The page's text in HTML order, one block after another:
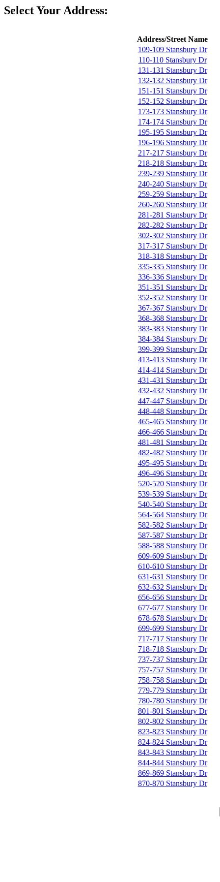
Select Your Address:
Address/Street Name
109-109 Stansbury Dr
110-110 Stansbury Dr
131-131 Stansbury Dr
132-132 Stansbury Dr
151-151 Stansbury Dr
152-152 Stansbury Dr
173-173 Stansbury Dr
174-174 Stansbury Dr
195-195 Stansbury Dr
196-196 Stansbury Dr
217-217 Stansbury Dr
218-218 Stansbury Dr
239-239 Stansbury Dr
240-240 Stansbury Dr
259-259 Stansbury Dr
260-260 Stansbury Dr
281-281 Stansbury Dr
282-282 Stansbury Dr
302-302 Stansbury Dr
317-317 Stansbury Dr
318-318 Stansbury Dr
335-335 Stansbury Dr
336-336 Stansbury Dr
351-351 Stansbury Dr
352-352 Stansbury Dr
367-367 Stansbury Dr
368-368 Stansbury Dr
383-383 Stansbury Dr
384-384 Stansbury Dr
399-399 Stansbury Dr
413-413 Stansbury Dr
414-414 Stansbury Dr
431-431 Stansbury Dr
432-432 Stansbury Dr
447-447 Stansbury Dr
448-448 Stansbury Dr
465-465 Stansbury Dr
466-466 Stansbury Dr
481-481 Stansbury Dr
482-482 Stansbury Dr
495-495 Stansbury Dr
496-496 Stansbury Dr
520-520 Stansbury Dr
539-539 Stansbury Dr
540-540 Stansbury Dr
564-564 Stansbury Dr
582-582 Stansbury Dr
587-587 Stansbury Dr
588-588 Stansbury Dr
609-609 Stansbury Dr
610-610 Stansbury Dr
631-631 Stansbury Dr
632-632 Stansbury Dr
656-656 Stansbury Dr
677-677 Stansbury Dr
678-678 Stansbury Dr
699-699 Stansbury Dr
717-717 Stansbury Dr
718-718 Stansbury Dr
737-737 Stansbury Dr
757-757 Stansbury Dr
758-758 Stansbury Dr
779-779 Stansbury Dr
780-780 Stansbury Dr
801-801 Stansbury Dr
802-802 Stansbury Dr
823-823 Stansbury Dr
824-824 Stansbury Dr
843-843 Stansbury Dr
844-844 Stansbury Dr
869-869 Stansbury Dr
870-870 Stansbury Dr